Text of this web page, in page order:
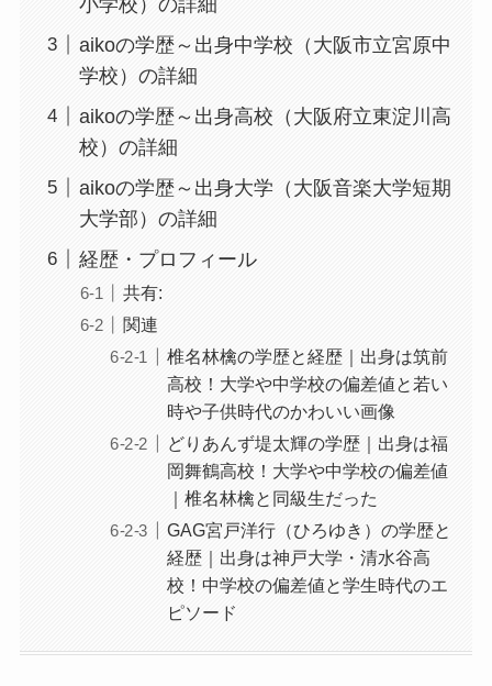
aikoの学歴～出身中学校（大阪市立宮原中
学校）の詳細
aikoの学歴～出身高校（大阪府立東淀川高
校）の詳細
aikoの学歴～出身大学（大阪音楽大学短期
大学部）の詳細
経歴・プロフィール
共有:
関連
椎名林檎の学歴と経歴｜出身は筑前
高校！大学や中学校の偏差値と若い
時や子供時代のかわいい画像
どりあんず堤太輝の学歴｜出身は福
岡舞鶴高校！大学や中学校の偏差値
｜椎名林檎と同級生だった
GAG宮戸洋行（ひろゆき）の学歴と
経歴｜出身は神戸大学・清水谷高
校！中学校の偏差値と学生時代のエ
ピソード